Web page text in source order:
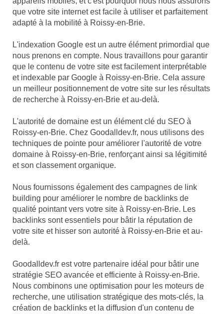
que votre site internet est facile à utiliser et parfaitement
adapté à la mobilité à Roissy-en-Brie.
L'indexation Google est un autre élément primordial que
nous prenons en compte. Nous travaillons pour garantir
que le contenu de votre site est facilement interprétable
et indexable par Google à Roissy-en-Brie. Cela assure
un meilleur positionnement de votre site sur les résultats
de recherche à Roissy-en-Brie et au-delà.
L'autorité de domaine est un élément clé du SEO à
Roissy-en-Brie. Chez Goodalldev.fr, nous utilisons des
techniques de pointe pour améliorer l'autorité de votre
domaine à Roissy-en-Brie, renforçant ainsi sa légitimité
et son classement organique.
Nous fournissons également des campagnes de link
building pour améliorer le nombre de backlinks de
qualité pointant vers votre site à Roissy-en-Brie. Les
backlinks sont essentiels pour bâtir la réputation de
votre site et hisser son autorité à Roissy-en-Brie et au-
delà.
Goodalldev.fr est votre partenaire idéal pour bâtir une
stratégie SEO avancée et efficiente à Roissy-en-Brie.
Nous combinons une optimisation pour les moteurs de
recherche, une utilisation stratégique des mots-clés, la
création de backlinks et la diffusion d'un contenu de